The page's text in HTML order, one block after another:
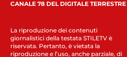
CANALE 78 DEL DIGITALE TERRESTRE
La riproduzione dei contenuti
giornalistici della testata STILETV è
riservata. Pertanto, è vietata la
riproduzione e l’uso, anche parziale, di